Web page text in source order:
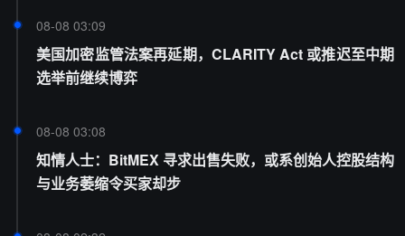
08-08 03:09
美国加密监管法案再延期，CLARITY Act 或推迟至中期
选举前继续博弈
08-08 03:08
知情人士：BitMEX 寻求出售失败，或系创始人控股结构
与业务萎缩令买家却步